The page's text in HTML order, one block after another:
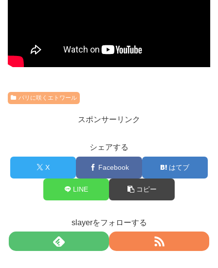
パリに咲くエトワール
スポンサーリンク
シェアする
X Facebook はてブ
LINE コピー
slayerをフォローする